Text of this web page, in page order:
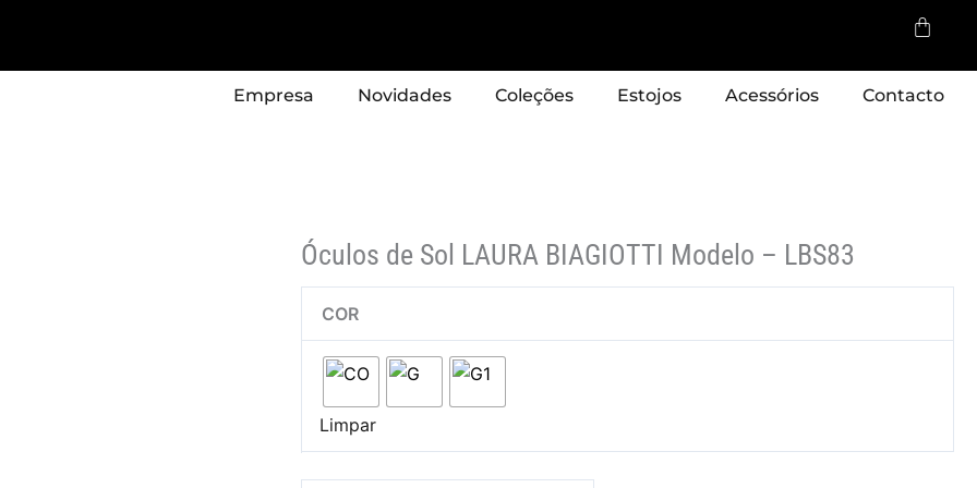
Cart
Empresa Novidades Coleções Estojos Acessórios Contacto
Óculos de Sol LAURA BIAGIOTTI Modelo – LBS83
COR
Limpar
Óculos
de
-
LBS83